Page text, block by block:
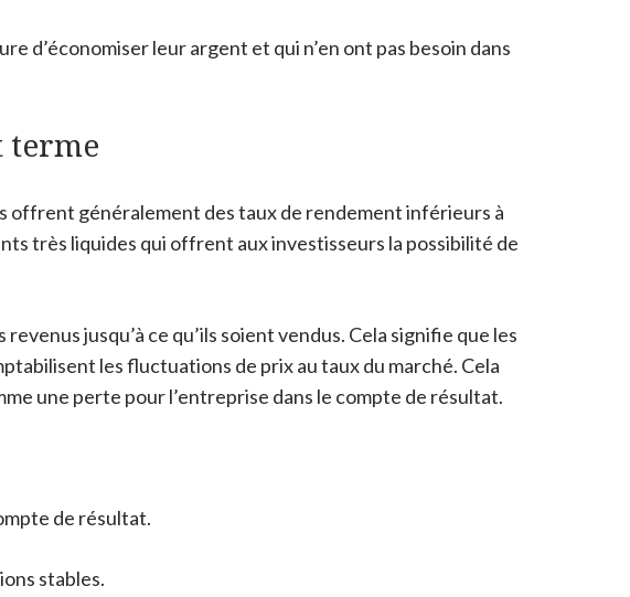
d’économiser leur argent et qui n’en ont pas besoin dans
terme
offrent généralement des taux de rendement inférieurs à
très liquides qui offrent aux investisseurs la possibilité de
jusqu’à ce qu’ils soient vendus. Cela signifie que les
les fluctuations de prix au taux du marché. Cela
une perte pour l’entreprise dans le compte de résultat.
de résultat.
stables.